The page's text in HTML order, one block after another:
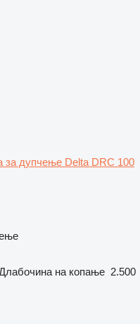
за дупчење Delta DRC 100
на копање 2.500